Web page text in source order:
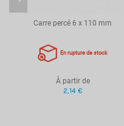
Carre percé 6 x 110 mm
En rupture de stock
À partir de
2,14 €